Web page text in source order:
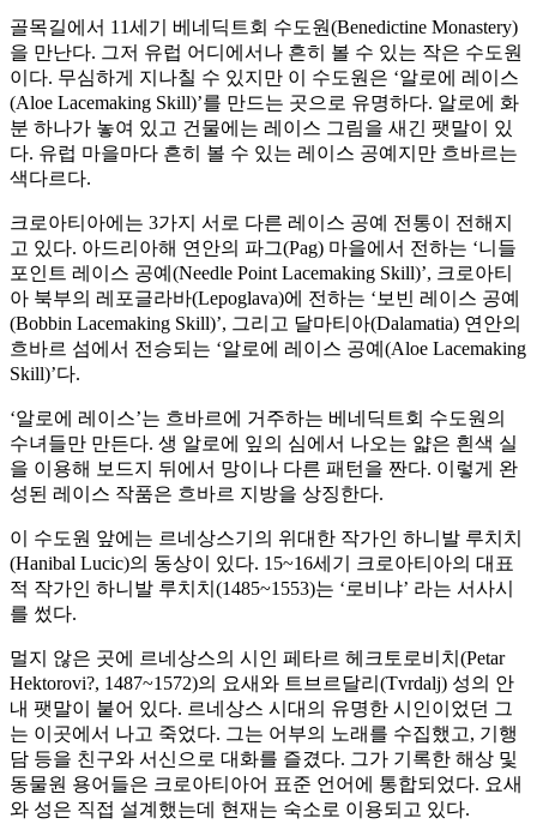
골목길에서 11세기 베네딕트회 수도원(Benedictine Monastery)
을 만난다. 그저 유럽 어디에서나 흔히 볼 수 있는 작은 수도원
이다. 무심하게 지나칠 수 있지만 이 수도원은 ‘알로에 레이스
(Aloe Lacemaking Skill)’를 만드는 곳으로 유명하다. 알로에 화
분 하나가 놓여 있고 건물에는 레이스 그림을 새긴 팻말이 있
다. 유럽 마을마다 흔히 볼 수 있는 레이스 공예지만 흐바르는
색다르다.
크로아티아에는 3가지 서로 다른 레이스 공예 전통이 전해지
고 있다. 아드리아해 연안의 파그(Pag) 마을에서 전하는 ‘니들
포인트 레이스 공예(Needle Point Lacemaking Skill)’, 크로아티
아 북부의 레포글라바(Lepoglava)에 전하는 ‘보빈 레이스 공예
(Bobbin Lacemaking Skill)’, 그리고 달마티아(Dalamatia) 연안의
흐바르 섬에서 전승되는 ‘알로에 레이스 공예(Aloe Lacemaking
Skill)’다.
‘알로에 레이스’는 흐바르에 거주하는 베네딕트회 수도원의
수녀들만 만든다. 생 알로에 잎의 심에서 나오는 얇은 흰색 실
을 이용해 보드지 뒤에서 망이나 다른 패턴을 짠다. 이렇게 완
성된 레이스 작품은 흐바르 지방을 상징한다.
이 수도원 앞에는 르네상스기의 위대한 작가인 하니발 루치치
(Hanibal Lucic)의 동상이 있다. 15~16세기 크로아티아의 대표
적 작가인 하니발 루치치(1485~1553)는 ‘로비냐’ 라는 서사시
를 썼다.
멀지 않은 곳에 르네상스의 시인 페타르 헤크토로비치(Petar
Hektorovi?, 1487~1572)의 요새와 트브르달리(Tvrdalj) 성의 안
내 팻말이 붙어 있다. 르네상스 시대의 유명한 시인이었던 그
는 이곳에서 나고 죽었다. 그는 어부의 노래를 수집했고, 기행
담 등을 친구와 서신으로 대화를 즐겼다. 그가 기록한 해상 및
동물원 용어들은 크로아티아어 표준 언어에 통합되었다. 요새
와 성은 직접 설계했는데 현재는 숙소로 이용되고 있다.